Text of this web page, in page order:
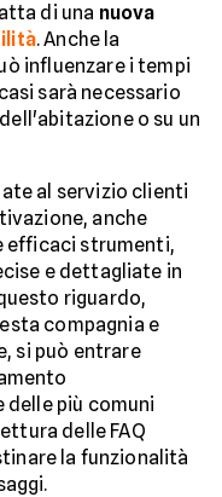
di una nuova
. Anche la
influenzare i tempi
sarà necessario
o su un
al servizio clienti
anche
efficaci strumenti,
e dettagliate in
riguardo,
compagnia e
si può entrare
più comuni
delle FAQ
la funzionalità